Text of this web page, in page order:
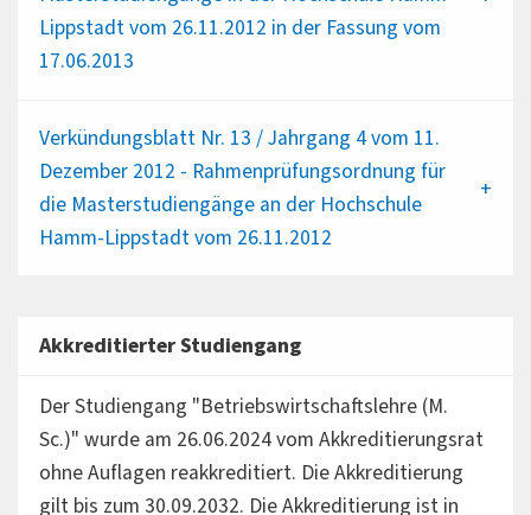
Lippstadt vom 26.11.2012 in der Fassung vom
17.06.2013
Verkündungsblatt Nr. 13 / Jahrgang 4 vom 11.
Dezember 2012 - Rahmenprüfungsordnung für
die Masterstudiengänge an der Hochschule
Hamm-Lippstadt vom 26.11.2012
Akkreditierter Studiengang
Der Studiengang "Betriebswirtschaftslehre (M.
Sc.)" wurde am 26.06.2024 vom Akkreditierungsrat
ohne Auflagen reakkreditiert. Die Akkreditierung
gilt bis zum 30.09.2032. Die Akkreditierung ist in